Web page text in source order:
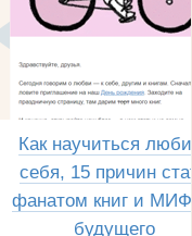
Как научиться
себя, 15 причин
фанатом книг и
будущего